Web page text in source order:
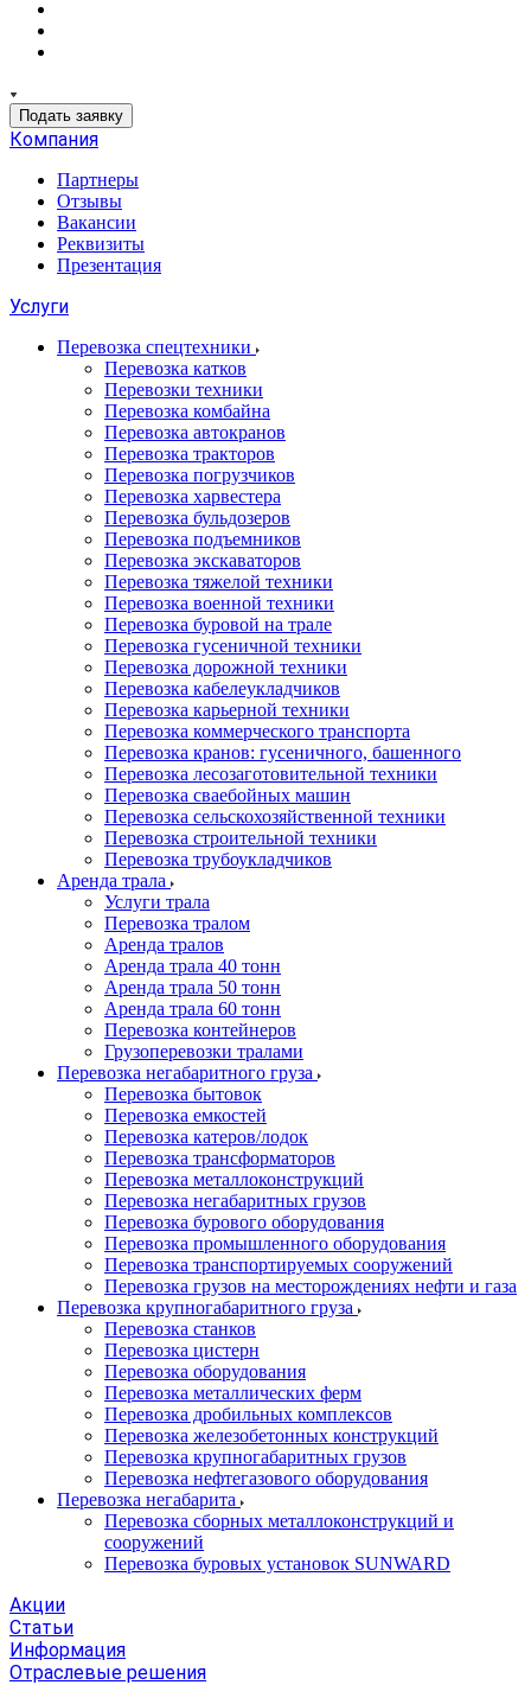
Подать заявку
Компания
Партнеры
Отзывы
Вакансии
Реквизиты
Презентация
Услуги
Перевозка спецтехники
Перевозка катков
Перевозки техники
Перевозка комбайна
Перевозка автокранов
Перевозка тракторов
Перевозка погрузчиков
Перевозка харвестера
Перевозка бульдозеров
Перевозка подъемников
Перевозка экскаваторов
Перевозка тяжелой техники
Перевозка военной техники
Перевозка буровой на трале
Перевозка гусеничной техники
Перевозка дорожной техники
Перевозка кабелеукладчиков
Перевозка карьерной техники
Перевозка коммерческого транспорта
Перевозка кранов: гусеничного, башенного
Перевозка лесозаготовительной техники
Перевозка сваебойных машин
Перевозка сельскохозяйственной техники
Перевозка строительной техники
Перевозка трубоукладчиков
Аренда трала
Услуги трала
Перевозка тралом
Аренда тралов
Аренда трала 40 тонн
Аренда трала 50 тонн
Аренда трала 60 тонн
Перевозка контейнеров
Грузоперевозки тралами
Перевозка негабаритного груза
Перевозка бытовок
Перевозка емкостей
Перевозка катеров/лодок
Перевозка трансформаторов
Перевозка металлоконструкций
Перевозка негабаритных грузов
Перевозка бурового оборудования
Перевозка промышленного оборудования
Перевозка транспортируемых сооружений
Перевозка грузов на месторождениях нефти и газа
Перевозка крупногабаритного груза
Перевозка станков
Перевозка цистерн
Перевозка оборудования
Перевозка металлических ферм
Перевозка дробильных комплексов
Перевозка железобетонных конструкций
Перевозка крупногабаритных грузов
Перевозка нефтегазового оборудования
Перевозка негабарита
Перевозка сборных металлоконструкций и
сооружений
Перевозка буровых установок SUNWARD
Акции
Статьи
Информация
Отраслевые решения